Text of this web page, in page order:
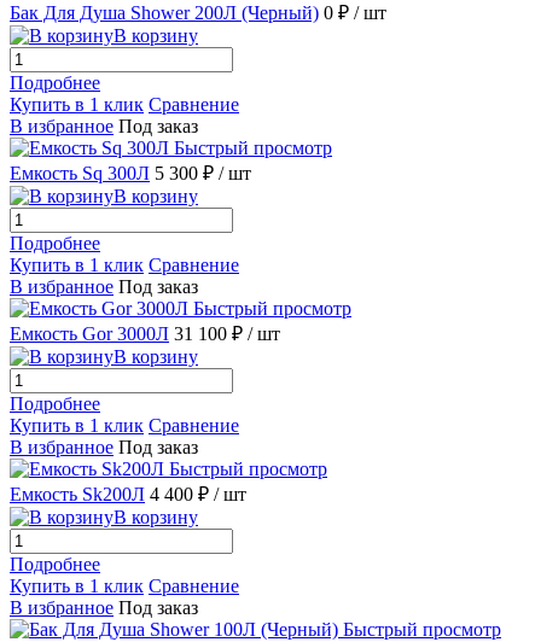
Бак Для Душа Shower 200Л (Черный) 0 ₽ / шт
В корзину
Подробнее
Купить в 1 клик Сравнение
В избранное Под заказ
Быстрый просмотр
Емкость Sq 300Л 5 300 ₽ / шт
В корзину
Подробнее
Купить в 1 клик Сравнение
В избранное Под заказ
Быстрый просмотр
Емкость Gor 3000Л 31 100 ₽ / шт
В корзину
Подробнее
Купить в 1 клик Сравнение
В избранное Под заказ
Быстрый просмотр
Емкость Sk200Л 4 400 ₽ / шт
В корзину
Подробнее
Купить в 1 клик Сравнение
В избранное Под заказ
Быстрый просмотр